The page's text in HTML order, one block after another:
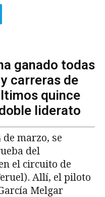
ganado todas
carreras de
quince
liderato
de marzo, se
del
el circuito de
Allí, el piloto
Melgar